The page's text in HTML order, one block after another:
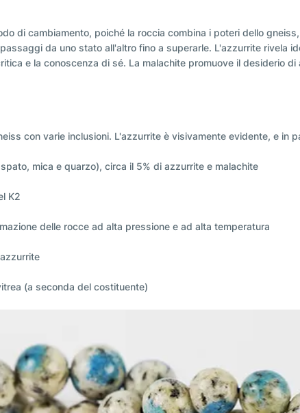
di cambiamento, poiché la roccia combina i poteri dello
da uno stato all'altro fino a superarle. L'azzurrite rivela
e la conoscenza di sé. La malachite promuove il desiderio
con varie inclusioni. L'azzurrite è visivamente evidente, e in
mica e quarzo), circa il 5% di azzurrite e malachite
K2
delle rocce ad alta pressione e ad alta temperatura
(a seconda del costituente)